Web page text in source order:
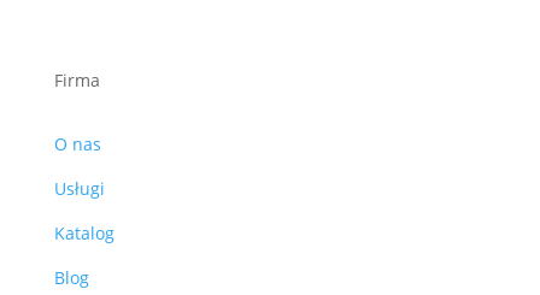
Firma
O nas
Usługi
Katalog
Blog